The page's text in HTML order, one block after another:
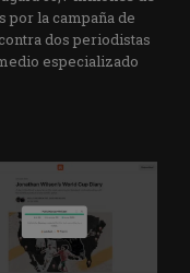
por la campaña de
dos periodistas
especializado